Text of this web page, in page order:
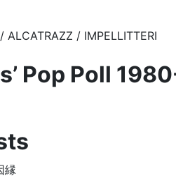
/ IMPELLITTERI
Pop Poll
縁